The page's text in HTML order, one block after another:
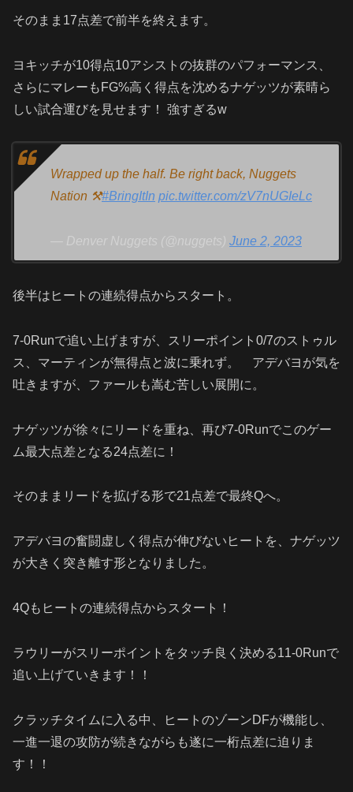
そのまま 17点差で前半を終えます。
ヨキッチが10得点10アシストの抜群のパフォーマンス、
さらにマレーも FG%高く得点を沈めるナゲッツが素晴ら
しい試合運びを見せます！
強すぎるw
Wrapped up the half. Be right back, Nuggets
Nation ⚒#BringItIn pic.twitter.com/zV7nUGIeLc
— Denver Nuggets (@nuggets) June 2, 2023
後半はヒートの連続得点からスタート。
7-0Runで追い上げますが、スリーポイント 0/7のストゥル
ス、マーティンが無得点と波に乗れず。 アデバヨが気を
吐きますが、ファールも嵩む苦しい展開に。
ナゲッツが徐々にリードを重ね、再び7-0Runでこのゲー
ム最大点差となる24点差に！
そのままリードを拡げる形で21点差で最終Qへ。
アデバヨの奮闘虚しく得点が伸びないヒートを、ナゲッツ
が大きく突き離す形となりました。
4Qもヒートの連続得点からスタート！
ラウリーがスリーポイントをタッチ良く決める11-0Runで
追い上げていきます！！
クラッチタイムに入る中、ヒートのゾーンDFが機能し、
一進一退の攻防が続きながらも遂に一桁点差に迫りま
す！！